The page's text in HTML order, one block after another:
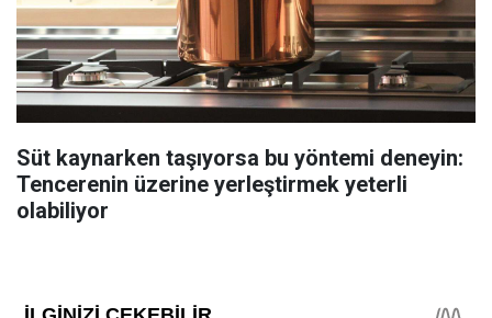
Süt kaynarken taşıyorsa bu yöntemi deneyin:
Tencerenin üzerine yerleştirmek yeterli
olabiliyor